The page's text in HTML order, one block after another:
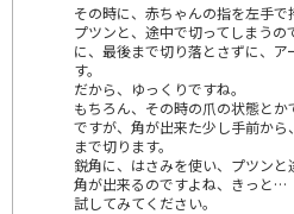
その時に、赤ちゃんの指を左手で
プツンと、途中で切ってしまう
に、最後まで切り落とさずに、
す。
だから、ゆっくりですね。
もちろん、その時の爪の状態と
ですが、角が出来た少し手前か
まで切ります。
鋭角に、はさみを使い、プツンと
角が出来るのですよね、きっと…
試してみてください。